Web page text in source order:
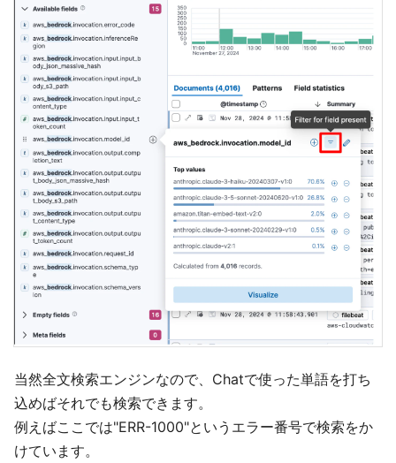
当然全文検索エンジンなので、Chatで使った単語を打ち
込めばそれでも検索できます。
例えばここでは"ERR-1000"というエラー番号で検索をか
けています。